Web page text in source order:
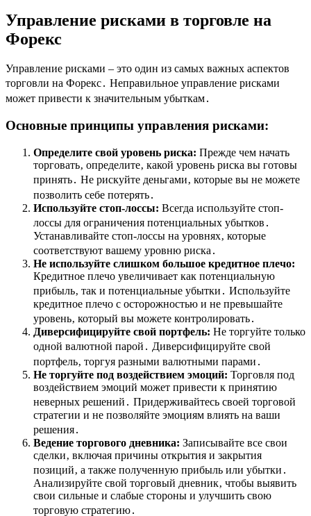
Управление рисками в торговле на
Форекс
Управление рисками – это один из самых важных аспектов
торговли на Форекс․ Неправильное управление рисками
может привести к значительным убыткам․
Основные принципы управления рисками:
Определите свой уровень риска: Прежде чем начать
торговать‚ определите‚ какой уровень риска вы готовы
принять․ Не рискуйте деньгами‚ которые вы не можете
позволить себе потерять․
Используйте стоп-лоссы: Всегда используйте стоп-
лоссы для ограничения потенциальных убытков․
Устанавливайте стоп-лоссы на уровнях‚ которые
соответствуют вашему уровню риска․
Не используйте слишком большое кредитное плечо:
Кредитное плечо увеличивает как потенциальную
прибыль‚ так и потенциальные убытки․ Используйте
кредитное плечо с осторожностью и не превышайте
уровень‚ который вы можете контролировать․
Диверсифицируйте свой портфель: Не торгуйте только
одной валютной парой․ Диверсифицируйте свой
портфель‚ торгуя разными валютными парами․
Не торгуйте под воздействием эмоций: Торговля под
воздействием эмоций может привести к принятию
неверных решений․ Придерживайтесь своей торговой
стратегии и не позволяйте эмоциям влиять на ваши
решения․
Ведение торгового дневника: Записывайте все свои
сделки‚ включая причины открытия и закрытия
позиций‚ а также полученную прибыль или убытки․
Анализируйте свой торговый дневник‚ чтобы выявить
свои сильные и слабые стороны и улучшить свою
торговую стратегию․